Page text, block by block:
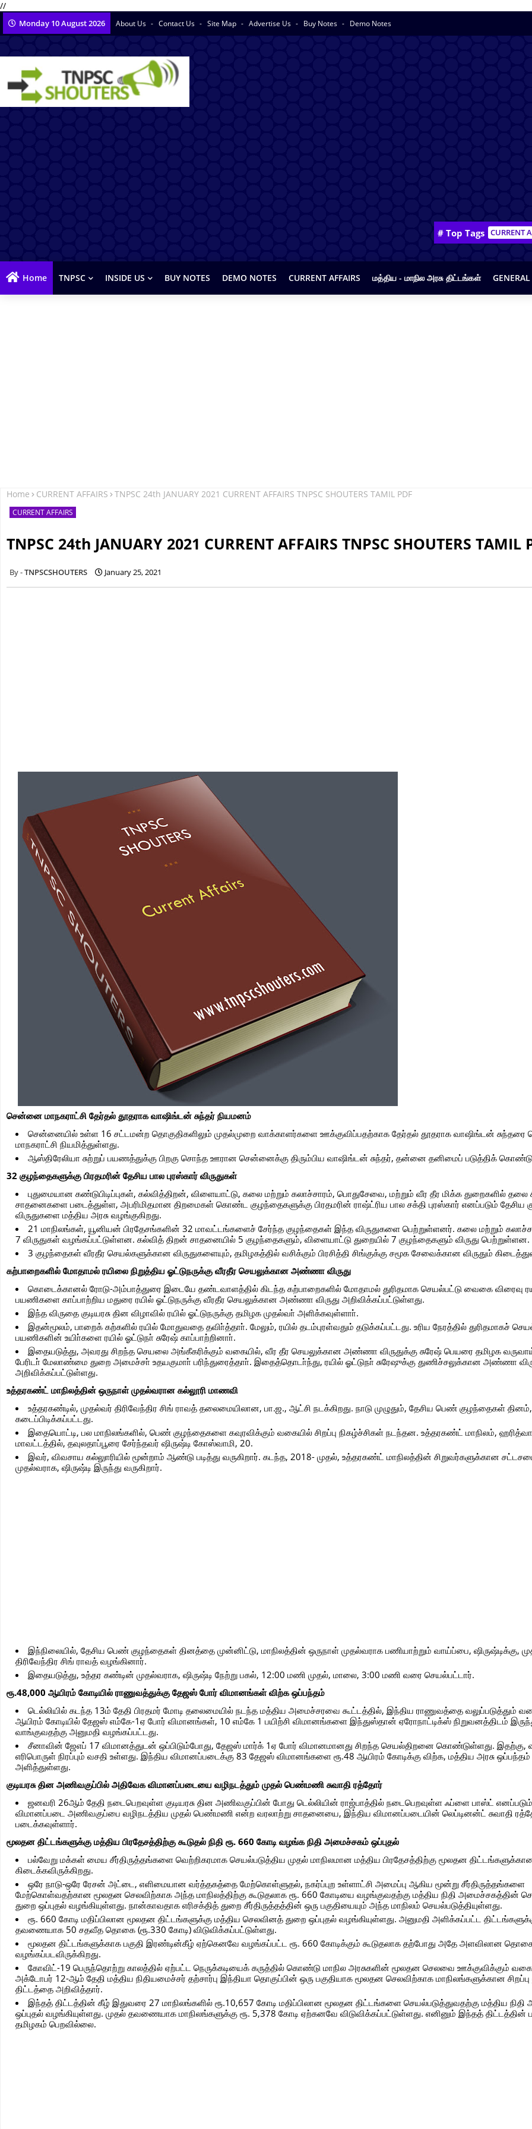
//
Monday 10 August 2026 About Us Contact Us Site Map Advertise Us Buy Notes Demo Notes
# Top Tags CURRENT
Home TNPSC INSIDE US BUY NOTES DEMO NOTES CURRENT AFFAIRS மத்திய - மாநில அரசு திட்டங்கள்
Home CURRENT AFFAIRS TNPSC 24th JANUARY 2021 CURRENT AFFAIRS TNPSC SHOUTERS TAMIL PDF
CURRENT AFFAIRS
TNPSC 24th JANUARY 2021 CURRENT AFFAIRS TNPSC SHOUTERS TAMIL
TNPSCSHOUTERS January 25, 2021
சென்னை மாநகராட்சி தேர்தல் தூதராக வாஷிங்டன் சுந்தர் நியமனம்
சென்னையில் உள்ள 16 சட்டமன்ற தொகுதிகளிலும் முதல்முறை வாக்காளர்களை ஊக்குவிப்பதற்காக தேர்தல் தூதராக வாஷிங்டன்
மாநகராட்சி நியமித்துள்ளது.
ஆஸ்திரேலியா சுற்றுப் பயணத்துக்கு பிறகு சொந்த ஊரான சென்னைக்கு திரும்பிய வாஷிங்டன் சுந்தர், தன்னை தனிமைப் படுத்திக்
32 குழந்தைகளுக்கு பிரதமரின் தேசிய பால புரஸ்கார் விருதுகள்
புதுமையான கண்டுபிடிப்புகள், கல்வித்திறன், விளையாட்டு, கலை மற்றும் கலாச்சாரம், பொதுசேவை, மற்றும் வீர தீர மிக்க துறைகளில் தலை
சாதனைகளை படைத்துள்ள, அபரிமிதமான திறமைகள் கொண்ட குழந்தைகளுக்கு பிரதமரின் ராஷ்ட்ரிய பால சக்தி புரஸ்கார் எனப்படும் தேசிய
விருதுகளை மத்திய அரசு வழங்குகிறது.
21 மாநிலங்கள், யூனியன் பிரதேசங்களின் 32 மாவட்டங்களைச் சேர்ந்த குழந்தைகள் இந்த விருதுகளை பெற்றுள்ளனர். கலை மற்றும்
7 விருதுகள் வழங்கப்பட்டுள்ளன. கல்வித் திறன் சாதனையில் 5 குழந்தைகளும், விளையாட்டு துறையில் 7 குழந்தைகளும் விருது பெற்றுள்ளன.
3 குழந்தைகள் வீரதீர செயல்களுக்கான விருதுகளையும், தமிழகத்தில் வசிக்கும் பிரசித்தி சிங்குக்கு சமூக சேவைக்கான விருதும்
கற்பாறைகளில் மோதாமல் ரயிலை நிறுத்திய ஓட்டுநருக்கு வீரதீர செயலுக்கான அண்ணா விருது
கொடைக்கானல் ரோடு-அம்பாத்துரை இடையே தண்டவாளத்தில் கிடந்த கற்பாறைகளில் மோதாமல் துரிதமாக செயல்பட்டு வைகை விரைவு
பயணிகளை காப்பாற்றிய மதுரை ரயில் ஓட்டுநருக்கு வீரதீர செயலுக்கான அண்ணா விருது அறிவிக்கப்பட்டுள்ளது.
இந்த விருதை குடியரசு தின விழாவில் ரயில் ஓட்டுநருக்கு தமிழக முதல்வா் அளிக்கவுள்ளாா்.
இதன்மூலம், பாறைக் கற்களில் ரயில் மோதுவதை தவிா்த்தாா். மேலும், ரயில் தடம்புரள்வதும் தடுக்கப்பட்டது. உரிய நேரத்தில் துரிதமாகச்
பயணிகளின் உயிா்களை ரயில் ஓட்டுநா் சுரேஷ் காப்பாற்றினாா்.
இதையடுத்து, அவரது சிறந்த செயலை அங்கீகரிக்கும் வகையில், வீர தீர செயலுக்கான அண்ணா விருதுக்கு சுரேஷ் பெயரை தமிழக
பேரிடா் மேலாண்மை துறை அமைச்சா் உதயகுமாா் பரிந்துரைத்தாா். இதைத்தொடா்ந்து, ரயில் ஓட்டுநா் சுரேஷுக்கு துணிச்சலுக்கான அண்ணா
அறிவிக்கப்பட்டுள்ளது.
உத்தரகண்ட் மாநிலத்தின் ஒருநாள் முதல்வரான கல்லூரி மாணவி
உத்தரகண்டில், முதல்வர் திரிவேந்திர சிங் ராவத் தலைமையிலான, பா.ஜ., ஆட்சி நடக்கிறது. நாடு முழுதும், தேசிய பெண் குழந்தைகள் தினம்,
கடைப்பிடிக்கப்பட்டது.
இதையொட்டி, பல மாநிலங்களில், பெண் குழந்தைகளை கவுரவிக்கும் வகையில் சிறப்பு நிகழ்ச்சிகள் நடந்தன. உத்தரகண்ட் மாநிலம்,
மாவட்டத்தில், தவுலதாப்பூரை சேர்ந்தவர் ஷிருஷ்டி கோஸ்வாமி, 20.
இவர், விவசாய கல்லுாரியில் மூன்றாம் ஆண்டு படித்து வருகிறார். கடந்த, 2018- முதல், உத்தரகண்ட் மாநிலத்தின் சிறுவர்களுக்கான
முதல்வராக, ஷிருஷ்டி இருந்து வருகிறார்.
இந்நிலையில், தேசிய பெண் குழந்தைகள் தினத்தை முன்னிட்டு, மாநிலத்தின் ஒருநாள் முதல்வராக பணியாற்றும் வாய்ப்பை, ஷிருஷ்டிக்கு,
திரிவேந்திர சிங் ராவத் வழங்கினார்.
இதையடுத்து, உத்தர கண்டின் முதல்வராக, ஷிருஷ்டி நேற்று பகல், 12:00 மணி முதல், மாலை, 3:00 மணி வரை செயல்பட்டார்.
ரூ.48,000 ஆயிரம் கோடியில் ராணுவத்துக்கு தேஜஸ் போர் விமானங்கள் விற்க ஒப்பந்தம்
டெல்லியில் கடந்த 13ம் தேதி பிரதமர் மோடி தலைமையில் நடந்த மத்திய அமைச்சரவை கூட்டத்தில், இந்திய ராணுவத்தை வலுப்படுத்தும்
ஆயிரம் கோடியில் தேஜஸ் எம்கே-1ஏ போர் விமானங்கள், 10 எம்கே 1 பயிற்சி விமானங்களை இந்துஸ்தான் ஏரோநாட்டிக்ஸ் நிறுவனத்திடம்
வாங்குவதற்கு அனுமதி வழங்கப்பட்டது.
சீனாவின் ஜேஎப் 17 விமானத்துடன் ஒப்பிடும்போது, தேஜஸ் மார்க் 1ஏ போர் விமானமானது சிறந்த செயல்திறனை கொண்டுள்ளது. இதற்கு,
எரிபொருள் நிரப்பும் வசதி உள்ளது. இந்திய விமானப்படைக்கு 83 தேஜஸ் விமானங்களை ரூ.48 ஆயிரம் கோடிக்கு விற்க, மத்திய அரசு ஒப்பந்தம்
அளித்துள்ளது.
குடியரசு தின அணிவகுப்பில் அதிவேக விமானப்படையை வழிநடத்தும் முதல் பெண்மணி சுவாதி ரத்தோர்
ஜனவரி 26ஆம் தேதி நடைபெறவுள்ள குடியரசு தின அணிவகுப்பின் போது டெல்லியின் ராஜ்பாத்தில் நடைபெறவுள்ள ஃப்ளை பாஸ்ட்
விமானப்படை அணிவகுப்பை வழிநடத்திய முதல் பெண்மணி என்ற வரலாற்று சாதனையை, இந்திய விமானப்படையின் லெப்டினன்ட் சுவாதி
படைக்கவுள்ளார்.
மூலதன திட்டங்களுக்கு மத்திய பிரதேசத்திற்கு கூடுதல் நிதி ரூ. 660 கோடி வழங்க நிதி அமைச்சகம் ஒப்புதல்
பல்வேறு மக்கள் மைய சீர்திருத்தங்களை வெற்றிகரமாக செயல்படுத்திய முதல் மாநிலமான மத்திய பிரதேசத்திற்கு மூலதன திட்டங்களுக்கான
கிடைக்கவிருக்கிறது.
ஒரே நாடு-ஒரே ரேசன் அட்டை, எளிமையான வர்த்தகத்தை மேற்கொள்ளுதல், நகர்ப்புற உள்ளாட்சி அமைப்பு ஆகிய மூன்று சீர்திருத்தங்களை
மேற்கொள்வதற்கான மூலதன செலவிற்காக அந்த மாநிலத்திற்கு கூடுதலாக ரூ. 660 கோடியை வழங்குவதற்கு மத்திய நிதி அமைச்சகத்தின்
துறை ஒப்புதல் வழங்கியுள்ளது. நான்காவதாக எரிசக்தித் துறை சீர்திருத்தத்தின் ஒரு பகுதியையும் அந்த மாநிலம் செயல்படுத்தியுள்ளது.
ரூ. 660 கோடி மதிப்பிலான மூலதன திட்டங்களுக்கு மத்திய செலவினத் துறை ஒப்புதல் வழங்கியுள்ளது. அனுமதி அளிக்கப்பட்ட
தவணையாக 50 சதவீத தொகை (ரூ.330 கோடி) விடுவிக்கப்பட்டுள்ளது.
மூலதன திட்டங்களுக்காக பகுதி இரண்டின்கீழ் ஏற்கெனவே வழங்கப்பட்ட ரூ. 660 கோடிக்கும் கூடுதலாக தற்போது அதே அளவிலான
வழங்கப்படவிருக்கிறது.
கோவிட்-19 பெருந்தொற்று காலத்தில் ஏற்பட்ட நெருக்கடியைக் கருத்தில் கொண்டு மாநில அரசுகளின் மூலதன செலவை ஊக்குவிக்கும்
அக்டோபர் 12-ஆம் தேதி மத்திய நிதியமைச்சர் தற்சார்பு இந்தியா தொகுப்பின் ஒரு பகுதியாக மூலதன செலவிற்காக மாநிலங்களுக்கான சிறப்பு
திட்டத்தை அறிவித்தார்.
இந்தத் திட்டத்தின் கீழ் இதுவரை 27 மாநிலங்களில் ரூ.10,657 கோடி மதிப்பிலான மூலதன திட்டங்களை செயல்படுத்துவதற்கு மத்திய
ஒப்புதல் வழங்கியுள்ளது. முதல் தவணையாக மாநிலங்களுக்கு ரூ. 5,378 கோடி ஏற்கனவே விடுவிக்கப்பட்டுள்ளது. எனினும் இந்தத்
தமிழகம் பெறவில்லை.